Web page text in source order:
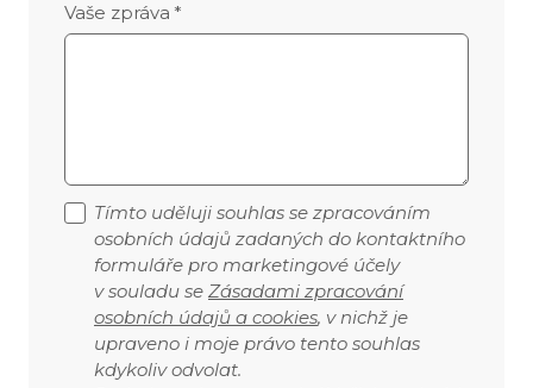
Vaše zpráva *
Tímto uděluji souhlas se zpracováním
osobních údajů zadaných do kontaktního
formuláře pro marketingové účely
v souladu se Zásadami zpracování
osobních údajů a cookies, v nichž je
upraveno i moje právo tento souhlas
kdykoliv odvolat.